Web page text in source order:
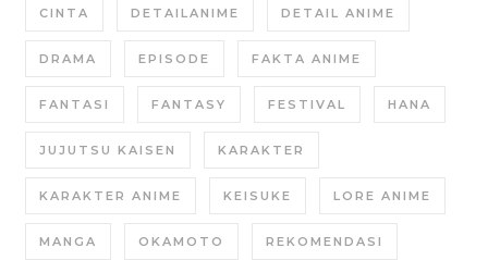
CINTA DETAILANIME DETAIL ANIME
DRAMA EPISODE FAKTA ANIME
FANTASI FANTASY FESTIVAL HANA
JUJUTSU KAISEN KARAKTER
KARAKTER ANIME KEISUKE LORE ANIME
MANGA OKAMOTO REKOMENDASI